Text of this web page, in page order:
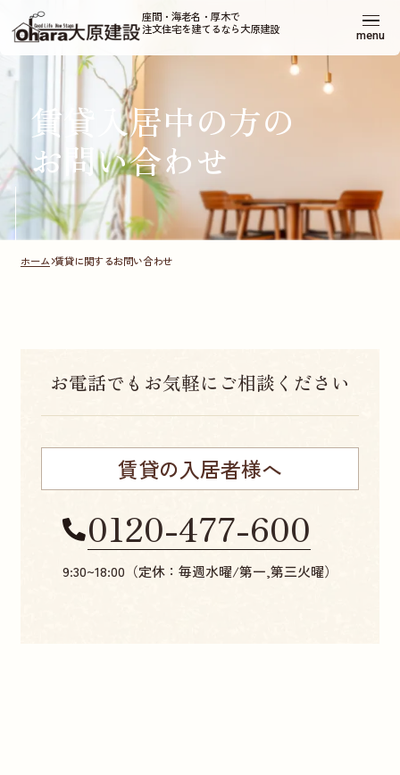
座間・海老名・厚木で
注文住宅を建てるなら大原建設
menu
賃貸入居中の方の
お問い合わせ
ホーム 賃貸に関するお問い合わせ
お電話でもお気軽にご相談ください
賃貸の入居者様へ
0120-477-600
9:30~18:00（定休：毎週水曜/第一,第三火曜）